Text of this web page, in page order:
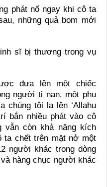
phát nổ ngay khi cô ta
những quả bom mới
sĩ bị thương trong vụ
đưa lên một chiếc
người tị nạn, một phụ
chúng tôi la lên ‘Allahu
bắn nhiều phát vào cô
vẫn còn khả năng kích
ta chết trên mặt nở một
người khác trong dòng
hàng chục người khác